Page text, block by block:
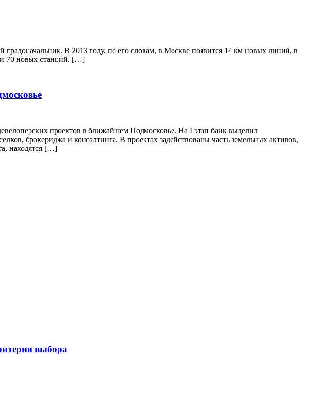
В 2013 году, по его словам, в Москве появится 14 км новых линий, в
70 новых станций. […]
проектов в ближайшем Подмосковье. На I этап банк выделил
брокериджа и консалтинга. В проектах задействованы часть земельных активов,
находятся […]
выбора